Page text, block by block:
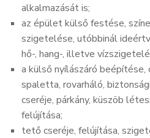
alkalmazását is;
az épület külső festése,
szigetelése, utóbbinál
hő-, hang-, illetve
a külső nyílászáró beépítése,
spaletta, rovarháló,
cseréje, párkány, küszöb
felújítása;
tető cseréje, felújítása,